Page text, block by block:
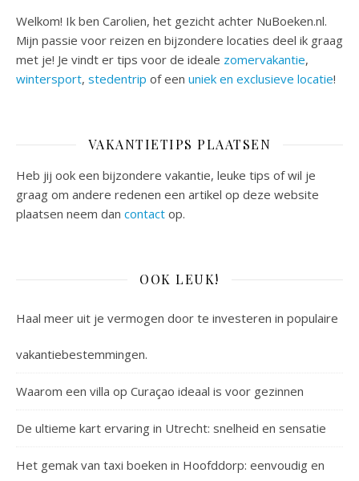
Welkom! Ik ben Carolien, het gezicht achter NuBoeken.nl.
Mijn passie voor reizen en bijzondere locaties deel ik graag
met je! Je vindt er tips voor de ideale zomervakantie,
wintersport, stedentrip of een uniek en exclusieve locatie!
VAKANTIETIPS PLAATSEN
Heb jij ook een bijzondere vakantie, leuke tips of wil je
graag om andere redenen een artikel op deze website
plaatsen neem dan contact op.
OOK LEUK!
Haal meer uit je vermogen door te investeren in populaire
vakantiebestemmingen.
Waarom een villa op Curaçao ideaal is voor gezinnen
De ultieme kart ervaring in Utrecht: snelheid en sensatie
Het gemak van taxi boeken in Hoofddorp: eenvoudig en